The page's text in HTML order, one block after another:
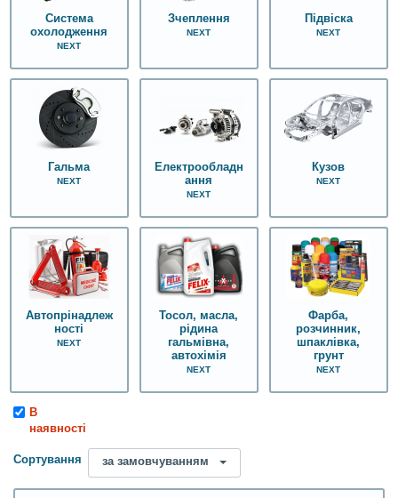
Система
охолодження
NEXT
Зчеплення
NEXT
Підвіска
NEXT
Гальма
NEXT
Електрообладн
ання
NEXT
Кузов
NEXT
Автопрінадлеж
ності
NEXT
Тосол, масла,
рідина
гальмівна,
автохімія
NEXT
Фарба,
розчинник,
шпаклівка,
грунт
NEXT
В
наявності
Сортування за замовчуванням